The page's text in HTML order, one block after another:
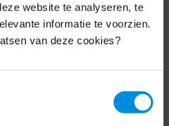
website te analyseren, te
informatie te voorzien.
van deze cookies?